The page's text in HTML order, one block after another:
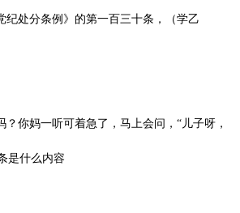
纪处分条例》的第一百三十条，（学乙
？你妈一听可着急了，马上会问， “儿子呀，
是什么内容